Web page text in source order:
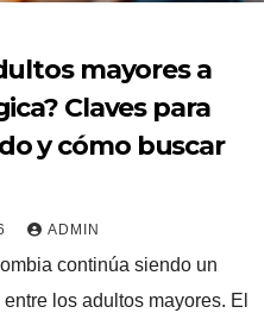
mayores a
Claves para
y cómo buscar
ADMIN
continúa siendo un
los adultos mayores. El